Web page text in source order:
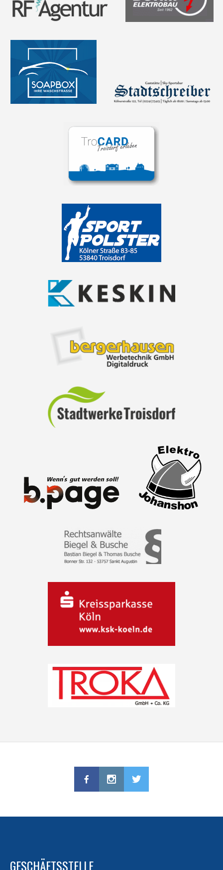
GESCHÄFTSSTELLE